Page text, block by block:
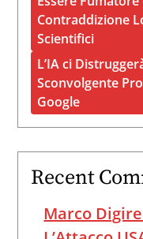
Contraddizione
Scientifici
L’IA ci
Sconvolgente
Google
Recent
Marco